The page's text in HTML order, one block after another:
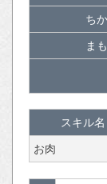
ち
ま
スキル名
お肉